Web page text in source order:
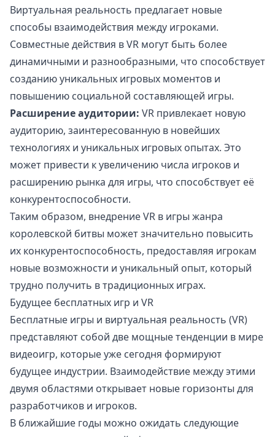
Виртуальная реальность предлагает новые
способы взаимодействия между игроками.
Совместные действия в VR могут быть более
динамичными и разнообразными, что способствует
созданию уникальных игровых моментов и
повышению социальной составляющей игры.
Расширение аудитории: VR привлекает новую
аудиторию, заинтересованную в новейших
технологиях и уникальных игровых опытах. Это
может привести к увеличению числа игроков и
расширению рынка для игры, что способствует её
конкурентоспособности.
Таким образом, внедрение VR в игры жанра
королевской битвы может значительно повысить
их конкурентоспособность, предоставляя игрокам
новые возможности и уникальный опыт, который
трудно получить в традиционных играх.
Будущее бесплатных игр и VR
Бесплатные игры и виртуальная реальность (VR)
представляют собой две мощные тенденции в мире
видеоигр, которые уже сегодня формируют
будущее индустрии. Взаимодействие между этими
двумя областями открывает новые горизонты для
разработчиков и игроков.
В ближайшие годы можно ожидать следующие